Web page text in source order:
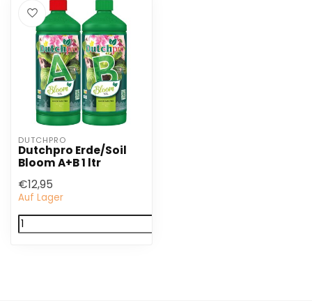
DUTCHPRO
Dutchpro Erde/Soil
Bloom A+B 1 ltr
€12,95
Auf Lager